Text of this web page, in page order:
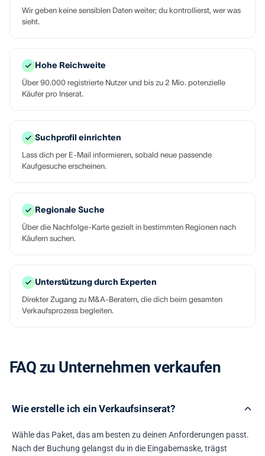
Wir geben keine sensiblen Daten weiter; du kontrollierst, wer was
sieht.
Hohe Reichweite
Über 90.000 registrierte Nutzer und bis zu 2 Mio. potenzielle
Käufer pro Inserat.
Suchprofil einrichten
Lass dich per E-Mail informieren, sobald neue passende
Kaufgesuche erscheinen.
Regionale Suche
Über die Nachfolge-Karte gezielt in bestimmten Regionen nach
Käufern suchen.
Unterstützung durch Experten
Direkter Zugang zu M&A-Beratern, die dich beim gesamten
Verkaufsprozess begleiten.
FAQ zu Unternehmen verkaufen
Wie erstelle ich ein Verkaufsinserat?
Wähle das Paket, das am besten zu deinen Anforderungen passt.
Nach der Buchung gelangst du in die Eingabemaske, trägst